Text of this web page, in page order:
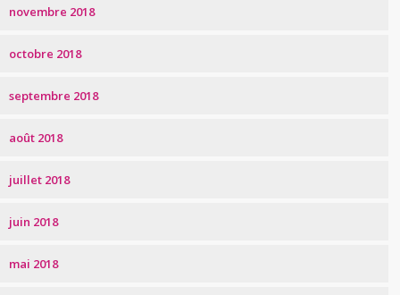
novembre 2018
octobre 2018
septembre 2018
août 2018
juillet 2018
juin 2018
mai 2018